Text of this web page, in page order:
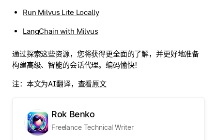
Run Milvus Lite Locally
LangChain with Milvus
通过探索这些资源，您将获得更全面的了解，并更好地准备
构建高级、智能的会话代理。编码愉快！
注：本文为AI翻译， 查看原文
Rok Benko
Freelance Technical Writer